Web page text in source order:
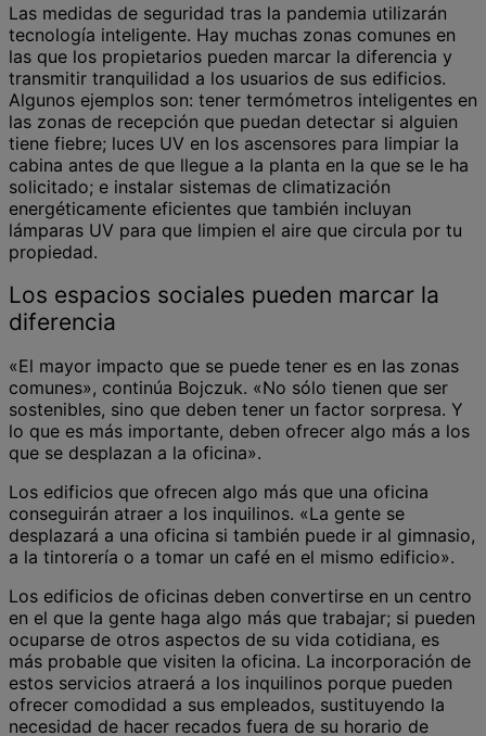
Las medidas de seguridad tras la pandemia utilizarán
tecnología inteligente. Hay muchas zonas comunes en
las que los propietarios pueden marcar la diferencia y
transmitir tranquilidad a los usuarios de sus edificios.
Algunos ejemplos son: tener termómetros inteligentes en
las zonas de recepción que puedan detectar si alguien
tiene fiebre; luces UV en los ascensores para limpiar la
cabina antes de que llegue a la planta en la que se le ha
solicitado; e instalar sistemas de climatización
energéticamente eficientes que también incluyan
lámparas UV para que limpien el aire que circula por tu
propiedad.
Los espacios sociales pueden marcar la
diferencia
«El mayor impacto que se puede tener es en las zonas
comunes», continúa Bojczuk. «No sólo tienen que ser
sostenibles, sino que deben tener un factor sorpresa. Y
lo que es más importante, deben ofrecer algo más a los
que se desplazan a la oficina».
Los edificios que ofrecen algo más que una oficina
conseguirán atraer a los inquilinos. «La gente se
desplazará a una oficina si también puede ir al gimnasio,
a la tintorería o a tomar un café en el mismo edificio».
Los edificios de oficinas deben convertirse en un centro
en el que la gente haga algo más que trabajar; si pueden
ocuparse de otros aspectos de su vida cotidiana, es
más probable que visiten la oficina. La incorporación de
estos servicios atraerá a los inquilinos porque pueden
ofrecer comodidad a sus empleados, sustituyendo la
necesidad de hacer recados fuera de su horario de